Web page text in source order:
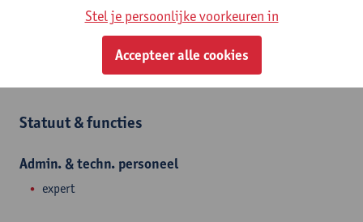
Departement Biomedische Wetenschappen
Statuut & functies
Admin. & techn. personeel
expert
Stel je persoonlijke voorkeuren in
Accepteer alle cookies